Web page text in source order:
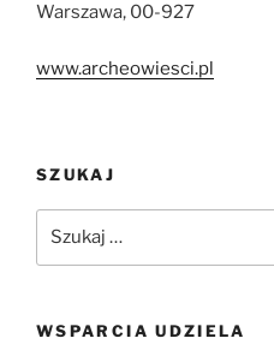
Warszawa, 00-927
www.archeowiesci.pl
SZUKAJ
WSPARCIA UDZIELA